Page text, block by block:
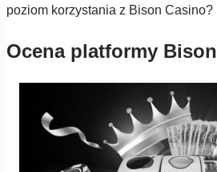
poziom korzystania z Bison Casino?
Ocena platformy Bison